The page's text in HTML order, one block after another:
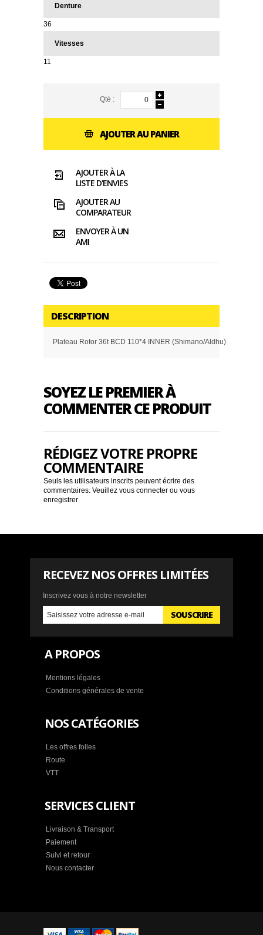
Denture
36
Vitesses
11
Qté :
AJOUTER AU PANIER
AJOUTER À LA
LISTE D'ENVIES
AJOUTER AU
COMPARATEUR
ENVOYER À UN
AMI
DESCRIPTION
Plateau Rotor 36t BCD 110*4 INNER (Shimano/Aldhu)
SOYEZ LE PREMIER À
COMMENTER CE PRODUIT
RÉDIGEZ VOTRE PROPRE
COMMENTAIRE
Seuls les utilisateurs inscrits peuvent écrire des
commentaires. Veuillez vous connecter ou vous
enregistrer
RECEVEZ NOS OFFRES LIMITÉES
Inscrivez vous à notre newsletter
SOUSCRIRE
A PROPOS
Mentions légales
Conditions générales de vente
NOS CATÉGORIES
Les offres folles
Route
VTT
SERVICES CLIENT
Livraison & Transport
Paiement
Suivi et retour
Nous contacter